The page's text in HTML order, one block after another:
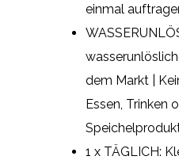
einmal
dem Markt |
Essen, Trinken
1 x TÄGLICH: